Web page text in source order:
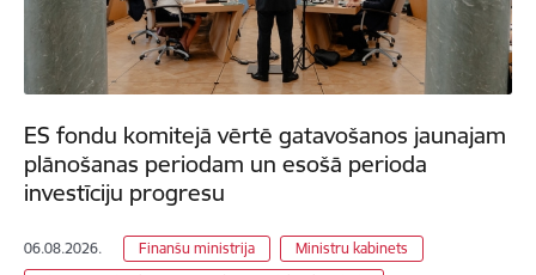
ES fondu komitejā vērtē gatavošanos jaunajam
plānošanas periodam un esošā perioda
investīciju progresu
06.08.2026. Finanšu ministrija
Ministru kabinets